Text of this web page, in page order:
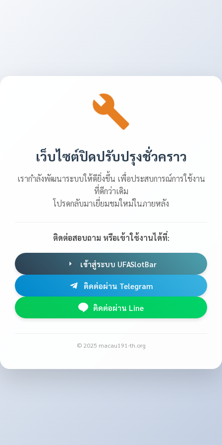
เว็บไซต์ปิดปรับปรุงชั่วคราว
เรากำลังพัฒนาระบบให้ดียิ่งขึ้น เพื่อประสบการณ์การใช้งาน
ที่ดีกว่าเดิม
โปรดกลับมาเยี่ยมชมใหม่ในภายหลัง
ติดต่อสอบถาม หรือเข้าใช้งานได้ที่:
เข้าสู่ระบบ UFASlotBar
ติดต่อผ่าน Telegram
ติดต่อผ่าน Line
© 2025 macau191-th.org